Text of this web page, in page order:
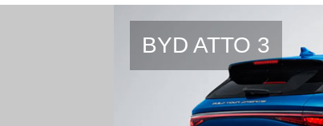
BYD ATTO 3